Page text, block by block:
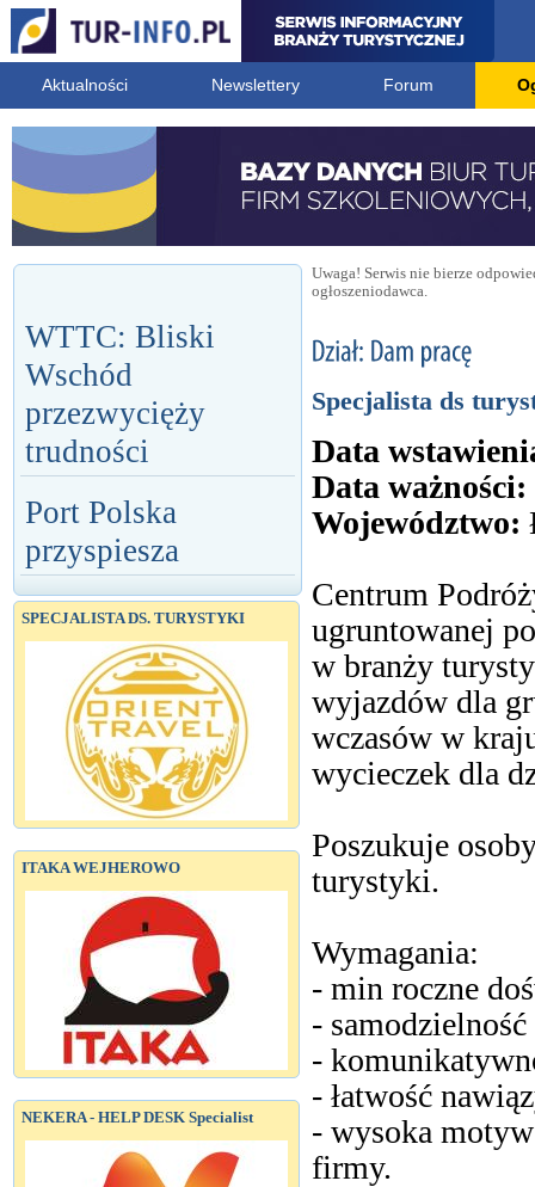
Aktualności Newslettery Forum
WTTC: Bliski
Wschód
przezwycięży
trudności
Port Polska
przyspiesza
SPECJALISTA DS. TURYSTYKI
ITAKA WEJHEROWO
NEKERA - HELP DESK Specialist
Uwaga! Serwis nie bierze
ogłoszeniodawca.
Specjalista ds
Data
Data ważności:
Województwo:
Centrum
ugruntowanej
w branży
wyjazdów dla
wczasów w
wycieczek dla
Poszukuje
turystyki.
Wymagania:
- min roczne
-
-
- łatwość
- wysoka
firmy.